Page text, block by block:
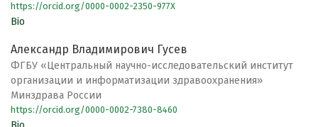
https://orcid.org/0000-0002-2350-977X
Bio
Александр Владимирович Гусев
ФГБУ «Центральный научно-исследовательский институт
организации и информатизации здравоохранения»
Минздрава России
https://orcid.org/0000-0002-7380-8460